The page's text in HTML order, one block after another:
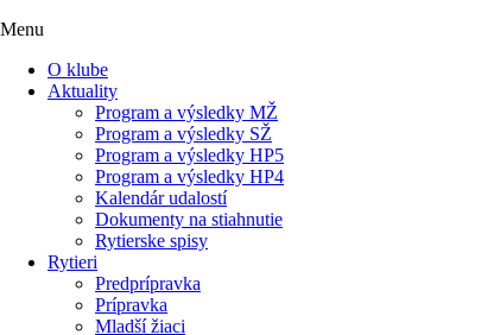
Menu
O klube
Aktuality
Program a výsledky MŽ
Program a výsledky SŽ
Program a výsledky HP5
Program a výsledky HP4
Kalendár udalostí
Dokumenty na stiahnutie
Rytierske spisy
Rytieri
Predprípravka
Prípravka
Mladší žiaci